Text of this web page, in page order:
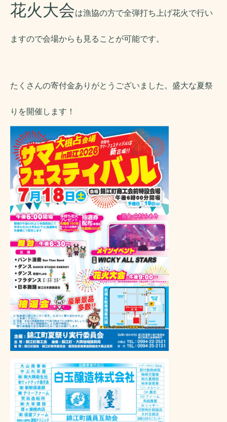
花火大会は漁協の方で全弾打ち上げ花火で行い
ますので会場からも見ることが可能です。
たくさんの寄付金ありがとうございました。盛大な夏祭
りを開催します！